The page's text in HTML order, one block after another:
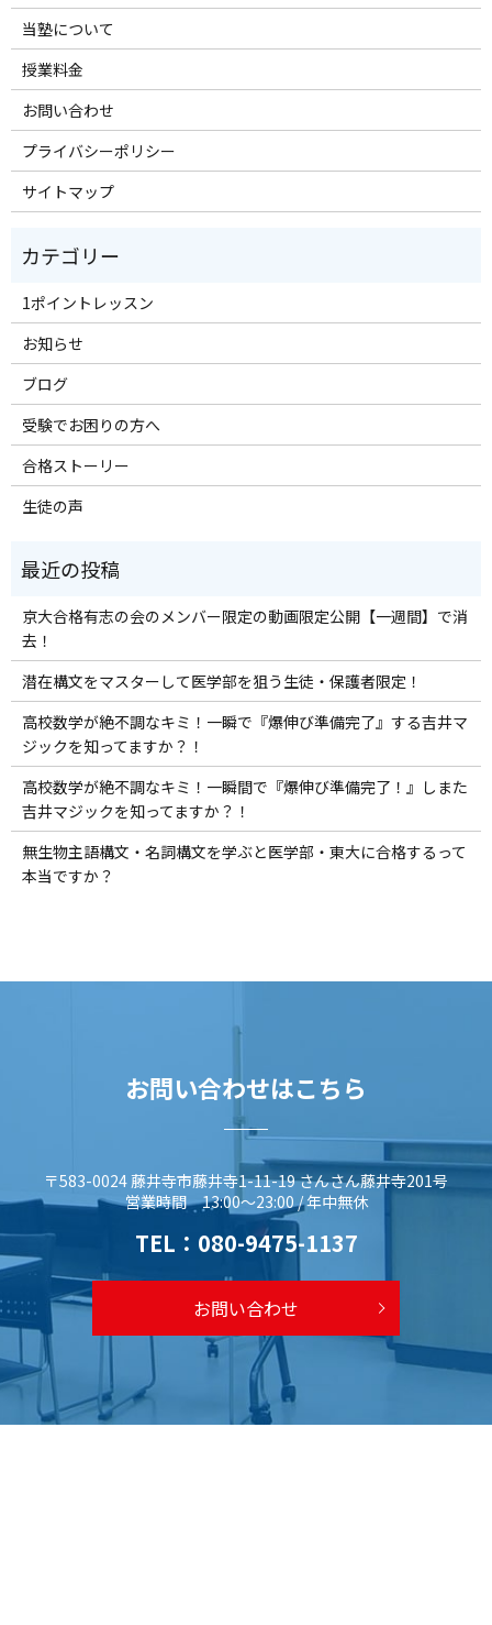
当塾について
授業料金
お問い合わせ
プライバシーポリシー
サイトマップ
1ポイントレッスン
お知らせ
ブログ
受験でお困りの方へ
合格ストーリー
生徒の声
京大合格有志の会のメンバー限定の動画限定公開【一週間】で消
去！
潜在構文をマスターして医学部を狙う生徒・保護者限定！
高校数学が絶不調なキミ！一瞬で『爆伸び準備完了』する吉井マ
ジックを知ってますか？！
高校数学が絶不調なキミ！一瞬間で『爆伸び準備完了！』しまた
吉井マジックを知ってますか？！
無生物主語構文・名詞構文を学ぶと医学部・東大に合格するって
本当ですか？
お問い合わせはこちら
〒583-0024 藤井寺市藤井寺1-11-19 さんさん藤井寺201号
営業時間 13:00～23:00 / 年中無休
TEL： 080-9475-1137
お問い合わせ